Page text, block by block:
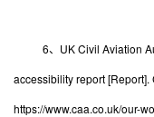
6、UK Civil Aviation
accessibility report
https://www.caa.co.uk/our-